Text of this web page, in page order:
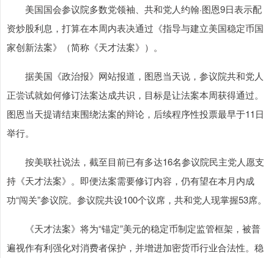
美国国会参议院多数党领袖、共和党人约翰·图恩9日表示配
资炒股利息，打算在本周内表决通过《指导与建立美国稳定币国
家创新法案》（简称《天才法案》）。
据美国《政治报》网站报道，图恩当天说，参议院共和党人
正尝试就如何修订法案达成共识，目标是让法案本周获得通过。
图恩当天提请结束围绕法案的辩论，后续程序性投票最早于11日
举行。
按美联社说法，截至目前已有多达16名参议院民主党人愿支
持《天才法案》。即便法案需要修订内容，仍有望在本月内成
功“闯关”参议院。参议院共设100个议席，共和党人现掌握53席。
《天才法案》将为“锚定”美元的稳定币制定监管框架，被普
遍视作有利强化对消费者保护，并增进加密货币行业合法性。稳